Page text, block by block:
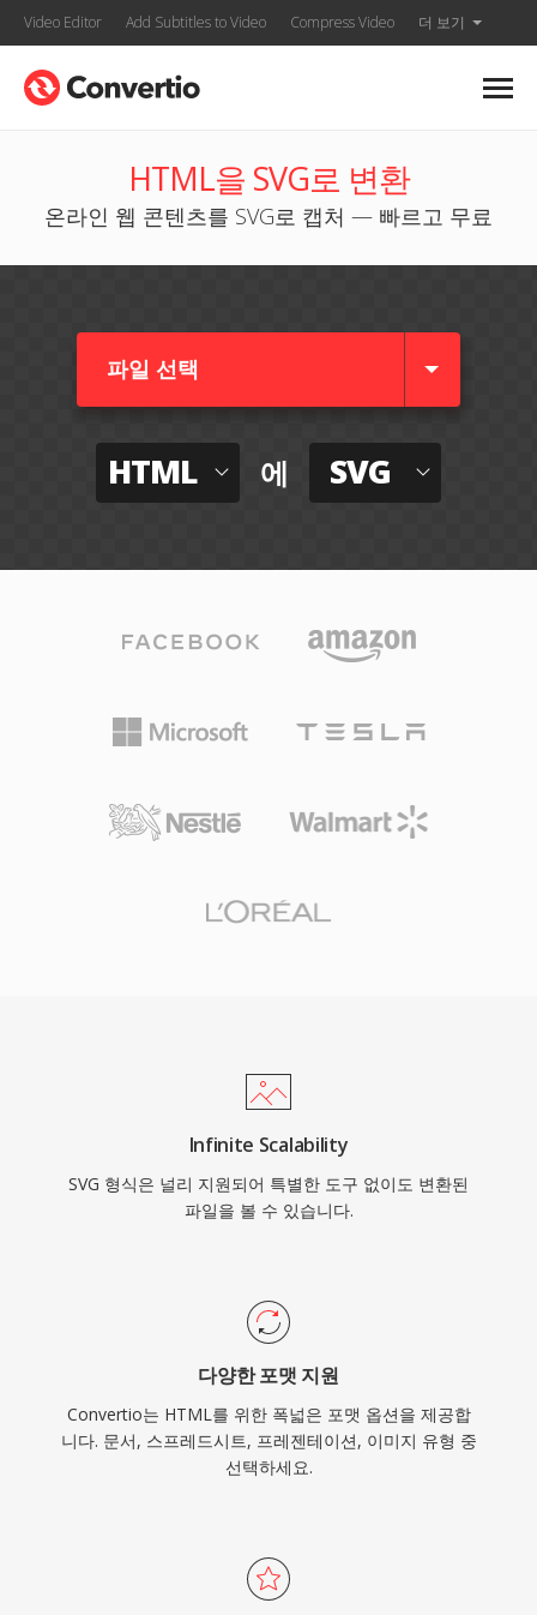
Video Editor Add Subtitles to Video Compress Video 더 보기
HTML을 SVG로 변환
온라인 웹 콘텐츠를 SVG로 캡처 — 빠르고 무료
파일 선택
HTML 에 SVG
Infinite Scalability
SVG 형식은 널리 지원되어 특별한 도구 없이도 변환된
파일을 볼 수 있습니다.
다양한 포맷 지원
Convertio는 HTML를 위한 폭넓은 포맷 옵션을 제공합
니다. 문서, 스프레드시트, 프레젠테이션, 이미지 유형 중
선택하세요.